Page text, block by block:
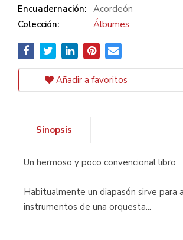
Encuadernación: Acordeón
Colección:
Álbumes
Añadir a favoritos
Sinopsis
Un hermoso y poco convencional libro
Habitualmente un diapasón sirve para
instrumentos de una orquesta...